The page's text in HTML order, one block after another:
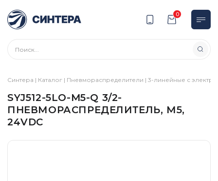
0
Синтера | Каталог | Пневмораспределители | 3-линейные с
SYJ512-5LO-M5-Q 3/2-
ПНЕВМОРАСПРЕДЕЛИТЕЛЬ, М5,
24VDC